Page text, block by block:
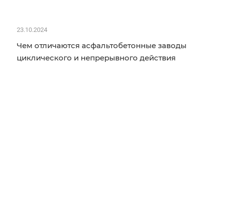
23.10.2024
Чем отличаются асфальтобетонные заводы
циклического и непрерывного действия